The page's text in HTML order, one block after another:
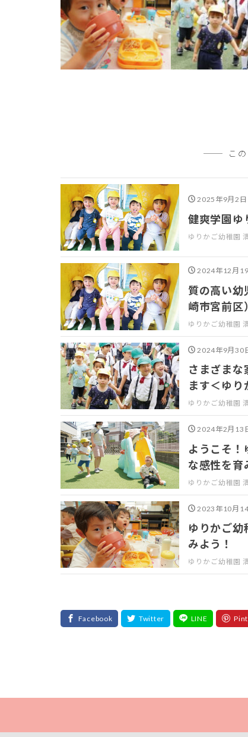
こ
2025年9月2日
健爽学園ゆ
ゆりかご幼稚園
2024年12月
質の高い幼
崎市宮前区
ゆりかご幼稚園
2024年9月30
さまざまな
ます＜ゆり
ゆりかご幼稚園
2024年2月13
ようこそ！
な感性を育
ゆりかご幼稚園
2023年10月
ゆりかご幼
みよう！
ゆりかご幼稚園